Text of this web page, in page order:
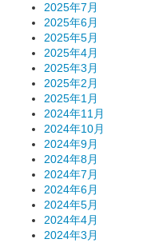
2025年7月
2025年6月
2025年5月
2025年4月
2025年3月
2025年2月
2025年1月
2024年11月
2024年10月
2024年9月
2024年8月
2024年7月
2024年6月
2024年5月
2024年4月
2024年3月